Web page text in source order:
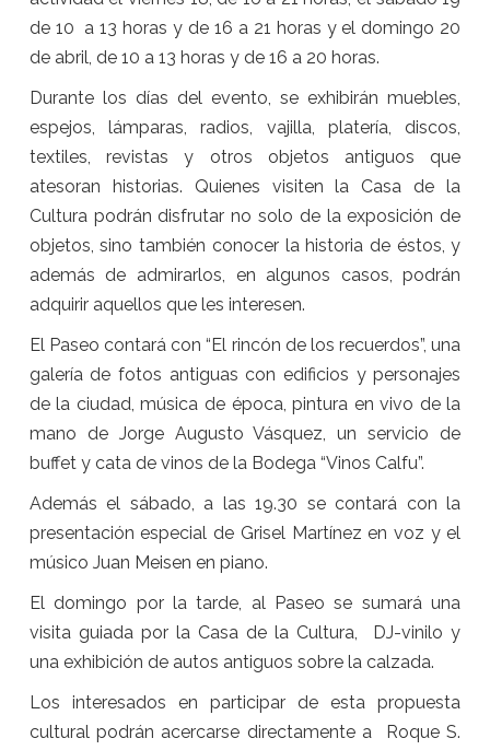
de 10 a 13 horas y de 16 a 21 horas y el domingo 20
de abril, de 10 a 13 horas y de 16 a 20 horas.
Durante los días del evento, se exhibirán muebles,
espejos, lámparas, radios, vajilla, platería, discos,
textiles, revistas y otros objetos antiguos que
atesoran historias. Quienes visiten la Casa de la
Cultura podrán disfrutar no solo de la exposición de
objetos, sino también conocer la historia de éstos, y
además de admirarlos, en algunos casos, podrán
adquirir aquellos que les interesen.
El Paseo contará con “El rincón de los recuerdos”, una
galería de fotos antiguas con edificios y personajes
de la ciudad, música de época, pintura en vivo de la
mano de Jorge Augusto Vásquez, un servicio de
buffet y cata de vinos de la Bodega “Vinos Calfu”.
Además el sábado, a las 19.30 se contará con la
presentación especial de Grisel Martínez en voz y el
músico Juan Meisen en piano.
El domingo por la tarde, al Paseo se sumará una
visita guiada por la Casa de la Cultura, DJ-vinilo y
una exhibición de autos antiguos sobre la calzada.
Los interesados en participar de esta propuesta
cultural podrán acercarse directamente a Roque S.